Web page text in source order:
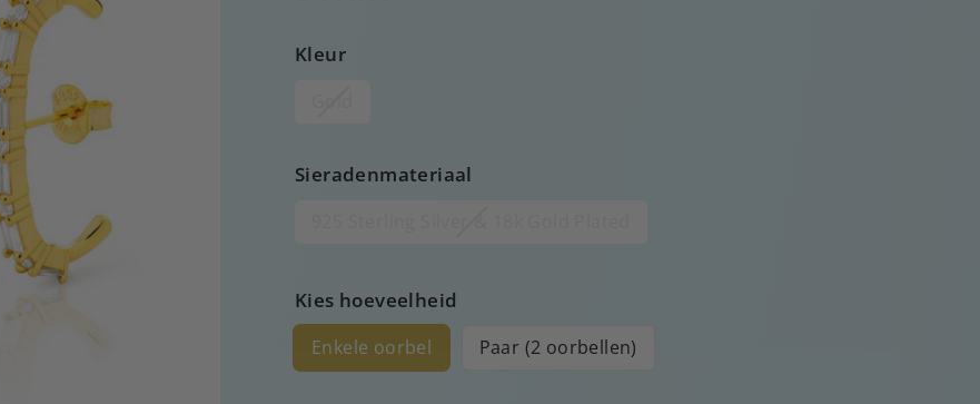
Kleur
Sieradenmateriaal
Kies hoeveelheid
Enkele oorbel Paar (2 oorbellen)